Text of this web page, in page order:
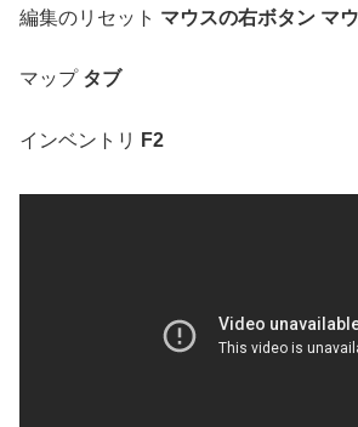
編集のリセット マウスの右ボタン マ
マップ タブ
インベントリ F2